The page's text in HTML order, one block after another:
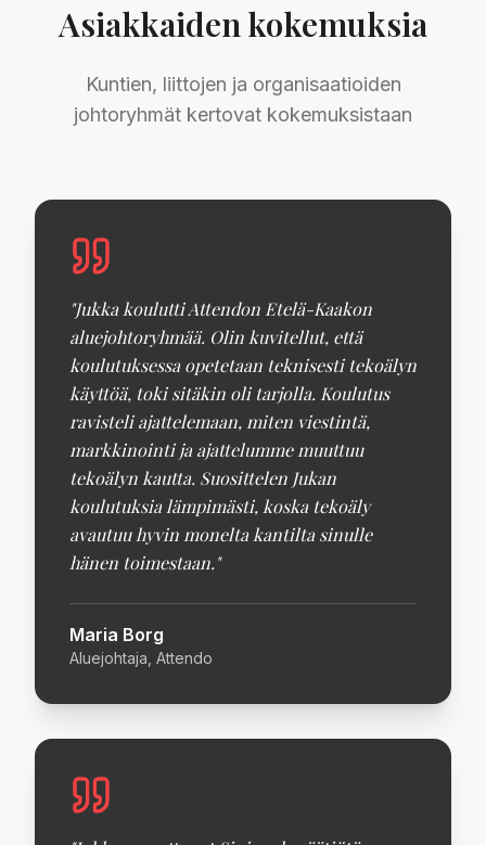
Asiakkaiden kokemuksia
Kuntien, liittojen ja organisaatioiden
johtoryhmät kertovat kokemuksistaan
"Jukka koulutti Attendon Etelä-Kaakon
aluejohtoryhmää. Olin kuvitellut, että
koulutuksessa opetetaan teknisesti tekoälyn
käyttöä, toki sitäkin oli tarjolla. Koulutus
ravisteli ajattelemaan, miten viestintä,
markkinointi ja ajattelumme muuttuu
tekoälyn kautta. Suosittelen Jukan
koulutuksia lämpimästi, koska tekoäly
avautuu hyvin monelta kantilta sinulle
hänen toimestaan."
Maria Borg
Aluejohtaja, Attendo